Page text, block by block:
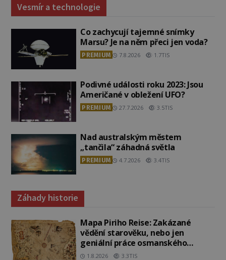
Vesmír a technologie
Co zachycují tajemné snímky
Marsu? Je na něm přeci jen voda?
PREMIUM 7.8.2026 1.7TIS
Podivné události roku 2023: Jsou
Američané v obležení UFO?
PREMIUM 27.7.2026 3.5TIS
Nad australským městem
„tančila“ záhadná světla
PREMIUM 4.7.2026 3.4TIS
Záhady historie
Mapa Piriho Reise: Zakázané
vědění starověku, nebo jen
geniální práce osmanského
admirála?
1.8.2026 3.3TIS